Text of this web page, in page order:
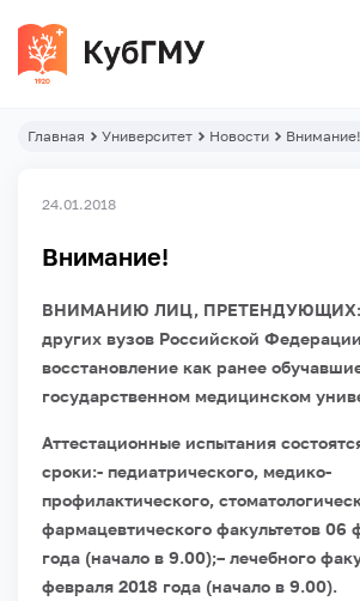
Главная Университет Новости Внимание!
24.01.2018
Внимание!
ВНИМАНИЮ ЛИЦ, ПРЕТЕНДУЮЩИХ:-
других вузов Российской
восстановление как ранее
государственном медицинском
Аттестационные испытания
сроки:- педиатрического, медико-
профилактического,
фармацевтического факультетов 06
года (начало в 9.00);– лечебного
февраля 2018 года (начало в 9.00).